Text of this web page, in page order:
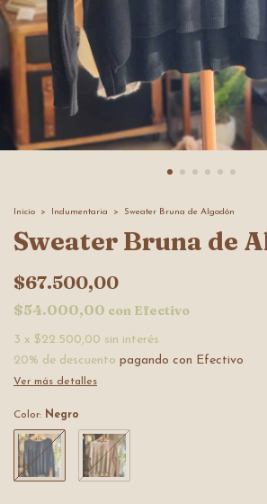
Inicio > Indumentaria > Sweater Bruna de Algodón
Sweater Bruna de
$67.500,00
$54.000,00 con Efectivo
3 x $22.500,00 sin interés
20% de descuento pagando con Efectivo
Ver más detalles
Color: Negro